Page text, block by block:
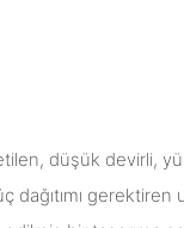
düşük devirli,
gerektiren